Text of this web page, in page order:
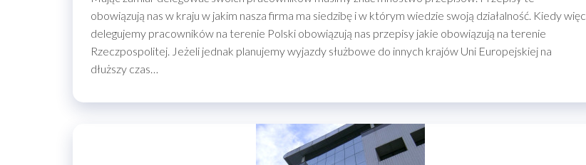
obowiązują nas w kraju w jakim nasza firma ma siedzibę i w którym wiedzie swoją działalność. Kiedy więc
delegujemy pracowników na terenie Polski obowiązują nas przepisy jakie obowiązują na terenie
Rzeczpospolitej. Jeżeli jednak planujemy wyjazdy służbowe do innych krajów Uni Europejskiej na
dłuższy czas…